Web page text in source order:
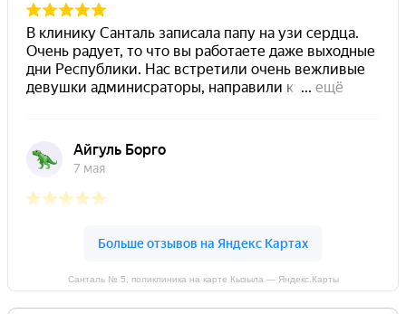
Санталь № 5, поликлиника на карте Кызыла — Яндекс.Карты